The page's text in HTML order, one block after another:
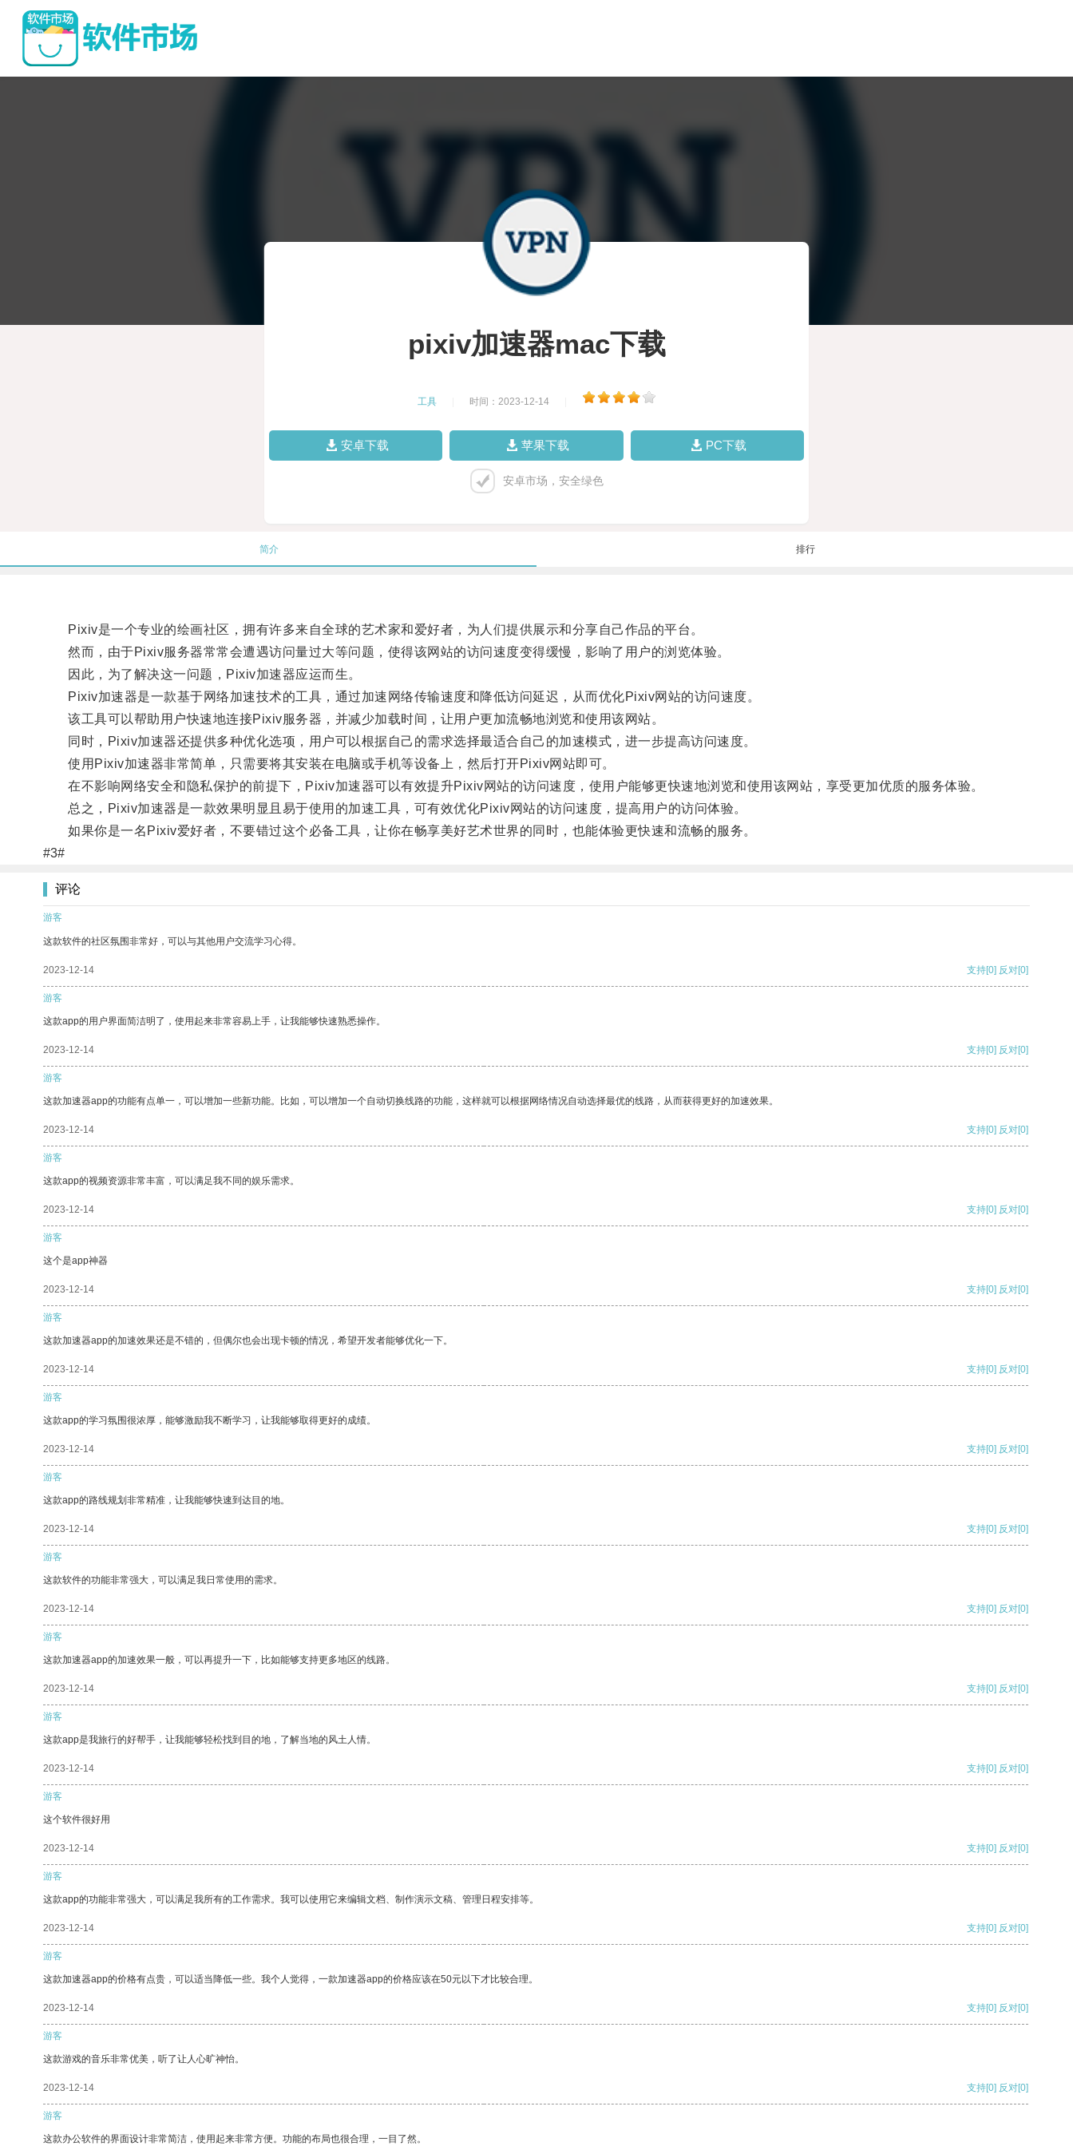
pixiv加速器mac下载
工具 时间：2023-12-14
安卓下载 苹果下载 PC下载
安卓市场，安全绿色
简介 排行
Pixiv是一个专业的绘画社区，拥有许多来自全球的艺术家和爱好者，为人们提供展示和分享自己作品的平台。
然而，由于Pixiv服务器常常会遭遇访问量过大等问题，使得该网站的访问速度变得缓慢，影响了用户的浏览体验。
因此，为了解决这一问题，Pixiv加速器应运而生。
Pixiv加速器是一款基于网络加速技术的工具，通过加速网络传输速度和降低访问延迟，从而优化Pixiv网站的访问速度。
该工具可以帮助用户快速地连接Pixiv服务器，并减少加载时间，让用户更加流畅地浏览和使用该网站。
同时，Pixiv加速器还提供多种优化选项，用户可以根据自己的需求选择最适合自己的加速模式，进一步提高访问速度。
使用Pixiv加速器非常简单，只需要将其安装在电脑或手机等设备上，然后打开Pixiv网站即可。
在不影响网络安全和隐私保护的前提下，Pixiv加速器可以有效提升Pixiv网站的访问速度，使用户能够更快速地浏览和使用该网站，享受更加优质的服务体验。
总之，Pixiv加速器是一款效果明显且易于使用的加速工具，可有效优化Pixiv网站的访问速度，提高用户的访问体验。
如果你是一名Pixiv爱好者，不要错过这个必备工具，让你在畅享美好艺术世界的同时，也能体验更快速和流畅的服务。
#3#
评论
游客
这款软件的社区氛围非常好，可以与其他用户交流学习心得。
2023-12-14 支持[0] 反对[0]
游客
这款app的用户界面简洁明了，使用起来非常容易上手，让我能够快速熟悉操作。
2023-12-14 支持[0] 反对[0]
游客
这款加速器app的功能有点单一，可以增加一些新功能。比如，可以增加一个自动切换线路的功能，这样就可以根据网络情况自动选择最优的线路，从而获得更好的加速效果。
2023-12-14 支持[0] 反对[0]
游客
这款app的视频资源非常丰富，可以满足我不同的娱乐需求。
2023-12-14 支持[0] 反对[0]
游客
这个是app神器
2023-12-14 支持[0] 反对[0]
游客
这款加速器app的加速效果还是不错的，但偶尔也会出现卡顿的情况，希望开发者能够优化一下。
2023-12-14 支持[0] 反对[0]
游客
这款app的学习氛围很浓厚，能够激励我不断学习，让我能够取得更好的成绩。
2023-12-14 支持[0] 反对[0]
游客
这款app的路线规划非常精准，让我能够快速到达目的地。
2023-12-14 支持[0] 反对[0]
游客
这款软件的功能非常强大，可以满足我日常使用的需求。
2023-12-14 支持[0] 反对[0]
游客
这款加速器app的加速效果一般，可以再提升一下，比如能够支持更多地区的线路。
2023-12-14 支持[0] 反对[0]
游客
这款app是我旅行的好帮手，让我能够轻松找到目的地，了解当地的风土人情。
2023-12-14 支持[0] 反对[0]
游客
这个软件很好用
2023-12-14 支持[0] 反对[0]
游客
这款app的功能非常强大，可以满足我所有的工作需求。我可以使用它来编辑文档、制作演示文稿、管理日程安排等。
2023-12-14 支持[0] 反对[0]
游客
这款加速器app的价格有点贵，可以适当降低一些。我个人觉得，一款加速器app的价格应该在50元以下才比较合理。
2023-12-14 支持[0] 反对[0]
游客
这款游戏的音乐非常优美，听了让人心旷神怡。
2023-12-14 支持[0] 反对[0]
游客
这款办公软件的界面设计非常简洁，使用起来非常方便。功能的布局也很合理，一目了然。